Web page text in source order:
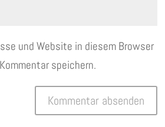
und Website in diesem Browser
speichern.